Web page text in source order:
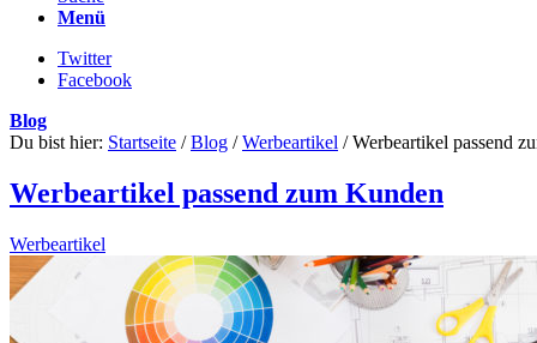
Menü
Twitter
Facebook
Blog
Du bist hier: Startseite / Blog / Werbeartikel / Werbeartikel passend
Werbeartikel passend zum Kunden
Werbeartikel